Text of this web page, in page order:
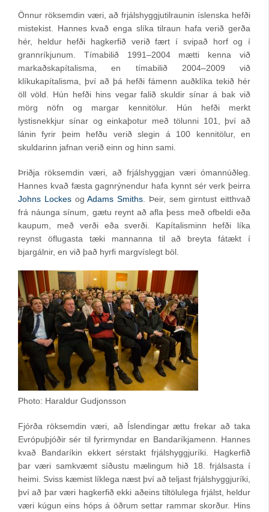
Önnur röksemdin væri, að frjálshyggjutilraunin íslenska hefði
mistekist. Hannes kvað enga slíka tilraun hafa verið gerða
hér, heldur hefði hagkerfið verið fært í svipað horf og í
grannríkjunum. Tímabilið 1991–2004 mætti kenna við
markaðskapítalisma, en tímabilið 2004–2009 við
klíkukapítalisma, því að þá hefði fámenn auðklíka tekið hér
öll völd. Hún hefði hins vegar falið skuldir sínar á bak við
mörg nöfn og margar kennitölur. Hún hefði merkt
lystisnekkjur sínar og einkaþotur með tölunni 101, því að
lánin fyrir þeim hefðu verið slegin á 100 kennitölur, en
skuldarinn jafnan verið einn og hinn sami.
Þriðja röksemdin væri, að frjálshyggjan væri ómannúðleg.
Hannes kvað fæsta gagnrýnendur hafa kynnt sér verk þeirra
Johns LockesogAdams Smiths . Þeir, sem girntust eitthvað
frá náunga sínum, gætu reynt að afla þess með ofbeldi eða
kaupum, með verði eða sverði. Kapítalisminn hefði líka
reynst öflugasta tæki mannanna til að breyta fátækt í
bjargálnir, en við það hyrfi margvíslegt böl.
Photo: Haraldur Gudjonsson
Fjórða röksemdin væri, að Íslendingar ættu frekar að taka
Evrópuþjóðir sér til fyrirmyndar en Bandaríkjamenn. Hannes
kvað Bandaríkin ekkert sérstakt frjálshyggjuríki. Hagkerfið
þar væri samkvæmt síðustu mælingum hið 18. frjálsasta í
heimi. Sviss kæmist líklega næst því að teljast frjálshyggjuríki,
því að þar væri hagkerfið ekki aðeins tiltölulega frjálst, heldur
væri kúgun eins hóps á öðrum settar rammar skorður. Hins